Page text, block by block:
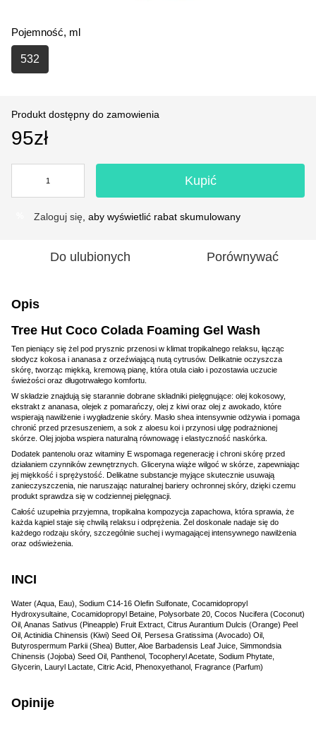
Pojemność, ml
532
Produkt dostępny do zamowienia
95zł
Kupić
Zaloguj się , aby wyświetlić rabat skumulowany
Do ulubionych Porównywać
Opis
Tree Hut Coco Colada Foaming Gel Wash
Ten pieniący się żel pod prysznic przenosi w klimat tropikalnego relaksu, łącząc
słodycz kokosa i ananasa z orzeźwiającą nutą cytrusów. Delikatnie oczyszcza
skórę, tworząc miękką, kremową pianę, która otula ciało i pozostawia uczucie
świeżości oraz długotrwałego komfortu.
W składzie znajdują się starannie dobrane składniki pielęgnujące: olej kokosowy,
ekstrakt z ananasa, olejek z pomarańczy, olej z kiwi oraz olej z awokado, które
wspierają nawilżenie i wygładzenie skóry. Masło shea intensywnie odżywia i pomaga
chronić przed przesuszeniem, a sok z aloesu koi i przynosi ulgę podrażnionej
skórze. Olej jojoba wspiera naturalną równowagę i elastyczność naskórka.
Dodatek pantenolu oraz witaminy E wspomaga regenerację i chroni skórę przed
działaniem czynników zewnętrznych. Gliceryna wiąże wilgoć w skórze, zapewniając
jej miękkość i sprężystość. Delikatne substancje myjące skutecznie usuwają
zanieczyszczenia, nie naruszając naturalnej bariery ochronnej skóry, dzięki czemu
produkt sprawdza się w codziennej pielęgnacji.
Całość uzupełnia przyjemna, tropikalna kompozycja zapachowa, która sprawia, że
każda kąpiel staje się chwilą relaksu i odprężenia. Żel doskonale nadaje się do
każdego rodzaju skóry, szczególnie suchej i wymagającej intensywnego nawilżenia
oraz odświeżenia.
INCI
Water (Aqua, Eau), Sodium C14-16 Olefin Sulfonate, Cocamidopropyl
Hydroxysultaine, Cocamidopropyl Betaine, Polysorbate 20, Cocos Nucifera (Coconut)
Oil, Ananas Sativus (Pineapple) Fruit Extract, Citrus Aurantium Dulcis (Orange) Peel
Oil, Actinidia Chinensis (Kiwi) Seed Oil, Persesa Gratissima (Avocado) Oil,
Butyrospermum Parkii (Shea) Butter, Aloe Barbadensis Leaf Juice, Simmondsia
Chinensis (Jojoba) Seed Oil, Panthenol, Tocopheryl Acetate, Sodium Phytate,
Glycerin, Lauryl Lactate, Citric Acid, Phenoxyethanol, Fragrance (Parfum)
Opinije